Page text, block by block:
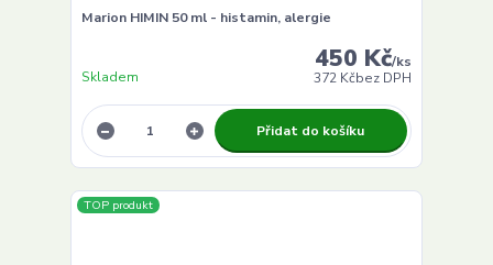
Marion HIMIN 50 ml - histamin, alergie
450 Kč/ks
372 Kčbez DPH
Skladem
Přidat do košíku
TOP produkt